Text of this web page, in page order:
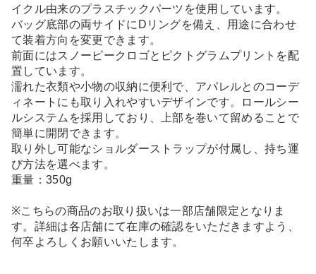
イクル由来のプラスチックパーツを使用しています。
バッグ底部の両サイドにDリングを備え、用途に合わせ
て装着方向を変更できます。
前面にはスノーピークロゴとピクトグラムプリントを配
置しています。
濡れた衣類や小物の収納に便利で、アパレルとのコーデ
ィネートにも取り入れやすいデザインです。ロールシー
ルシステムを採用しており、上部を巻いて留めることで
簡単に開閉できます。
取り外し可能なショルダーストラップが付属し、持ち運
び方法を選べます。
重量：350g
※こちらの商品のお取り扱いは一部店舗限定となりま
す。詳細は各店舗にて在庫の確認をいただきますよう、
何卒よろしくお願いいたします。